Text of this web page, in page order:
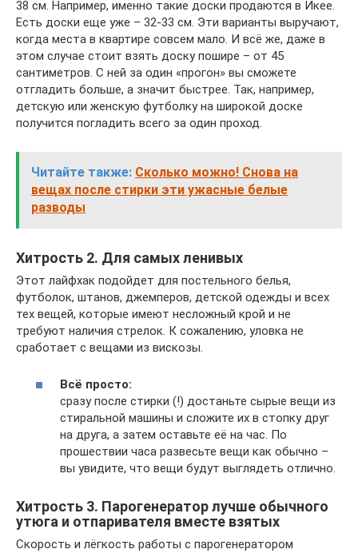
38 см. Например, именно такие доски продаются в Икее.
Есть доски еще уже – 32-33 см. Эти варианты выручают,
когда места в квартире совсем мало. И всё же, даже в
этом случае стоит взять доску пошире – от 45
сантиметров. С ней за один «прогон» вы сможете
отгладить больше, а значит быстрее. Так, например,
детскую или женскую футболку на широкой доске
получится погладить всего за один проход.
Читайте также: Сколько можно! Снова на
вещах после стирки эти ужасные белые
разводы
Хитрость 2. Для самых ленивых
Этот лайфхак подойдет для постельного белья,
футболок, штанов, джемперов, детской одежды и всех
тех вещей, которые имеют несложный крой и не
требуют наличия стрелок. К сожалению, уловка не
сработает с вещами из вискозы.
Всё просто:
сразу после стирки (!) достаньте сырые вещи из
стиральной машины и сложите их в стопку друг
на друга, а затем оставьте её на час. По
прошествии часа развесьте вещи как обычно –
вы увидите, что вещи будут выглядеть отлично.
Хитрость 3. Парогенератор лучше обычного
утюга и отпаривателя вместе взятых
Скорость и лёгкость работы с парогенератором